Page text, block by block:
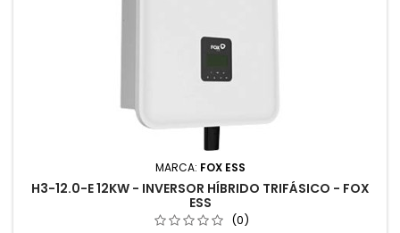
MARCA: FOX ESS
H3-12.0-E 12KW - INVERSOR HÍBRIDO TRIFÁSICO - FOX
ESS
(0)